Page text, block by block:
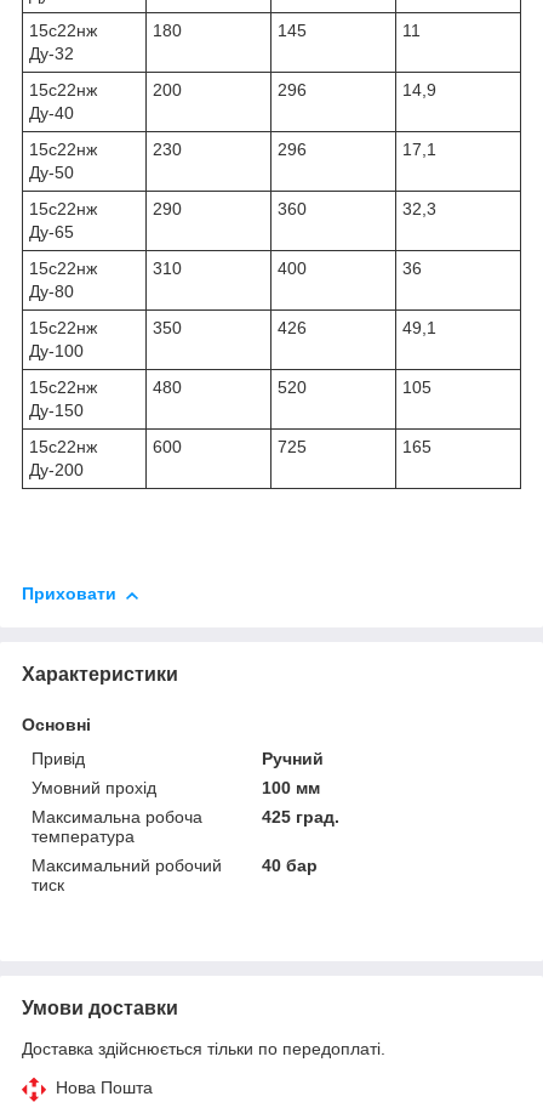
15с22нж
Ду-32
180 145 11
15с22нж
Ду-40
200 296 14,9
15с22нж
Ду-50
230 296 17,1
15с22нж
Ду-65
290 360 32,3
15с22нж
Ду-80
310 400 36
15с22нж
Ду-100
350 426 49,1
15с22нж
Ду-150
480 520 105
15с22нж
Ду-200
600 725 165
Приховати
Характеристики
Основні
Привід
Ручний
Умовний прохід
100 мм
Максимальна робоча
температура
425 град.
Максимальний робочий
тиск
40 бар
Умови доставки
Доставка здійснюється тільки по передоплаті.
Нова Пошта